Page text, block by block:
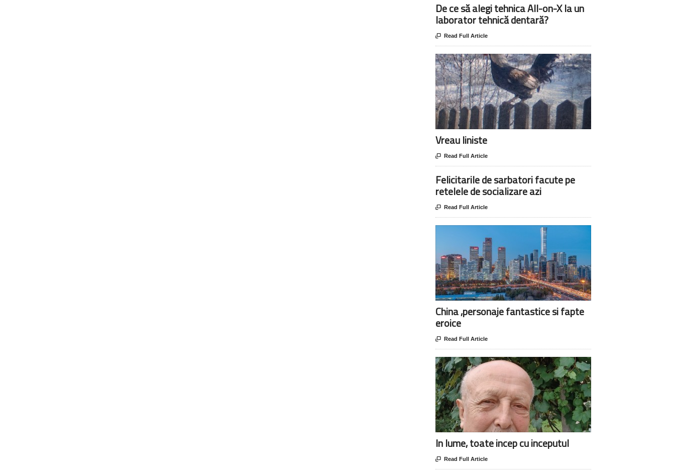
De ce să alegi tehnica All-on-X la un
laborator tehnică dentară?
 Read Full Article
Vreau liniste
 Read Full Article
Felicitarile de sarbatori facute pe
retelele de socializare azi
 Read Full Article
China ,personaje fantastice si fapte
eroice
 Read Full Article
In lume, toate incep cu inceputul
 Read Full Article